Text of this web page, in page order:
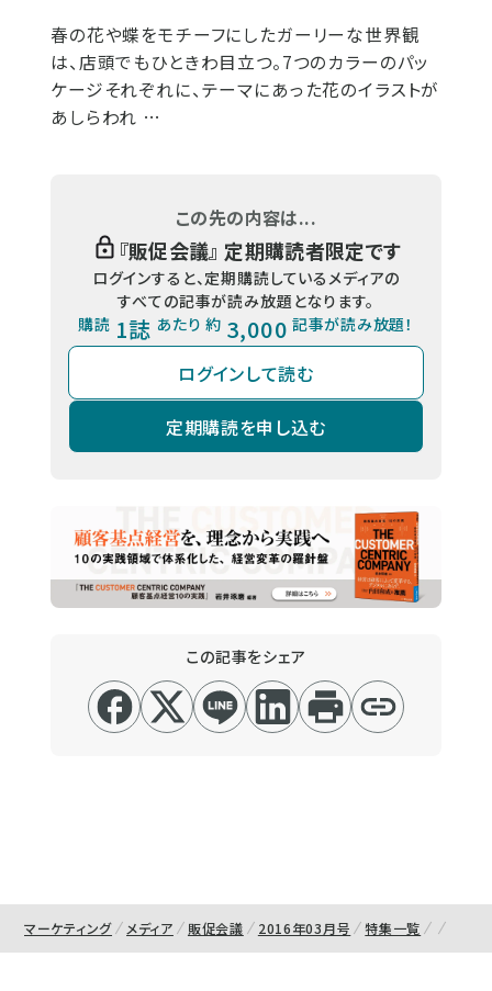
春の花や蝶をモチーフにしたガーリーな世界観
は、店頭でもひときわ目立つ。7つのカラーのパッ
ケージそれぞれに、テーマにあった花のイラストが
あしらわれ …
この先の内容は...
『販促会議』 定期購読者限定です
ログインすると、定期購読しているメディアの
すべての記事が読み放題となります。
購読 1誌 あたり 約 3,000 記事が読み放題！
ログインして読む
定期購読を申し込む
この記事をシェア
マーケティング メディア 販促会議 2016年03月号 特集一覧